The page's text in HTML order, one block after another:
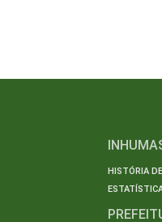
HISTÓRIA